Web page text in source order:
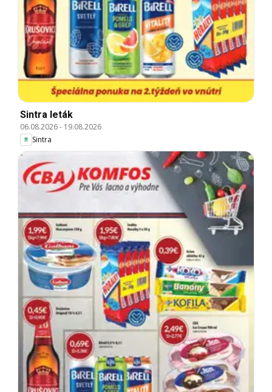
Sintra leták
06.08.2026- 19.08.2026
Sintra